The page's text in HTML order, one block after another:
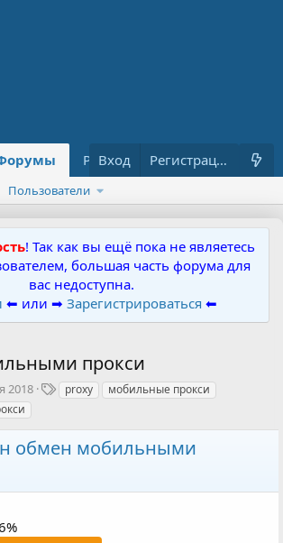
Ресурсы Что нового?
Вход Регистрация
Пользователи
! Так как вы ещё пока не являетесь
большая часть форума для
вас недоступна.
⬅ или ➡ Зарегистрироваться ⬅
прокси
2018
Тproxy
мобильные прокси
обмен мобильными